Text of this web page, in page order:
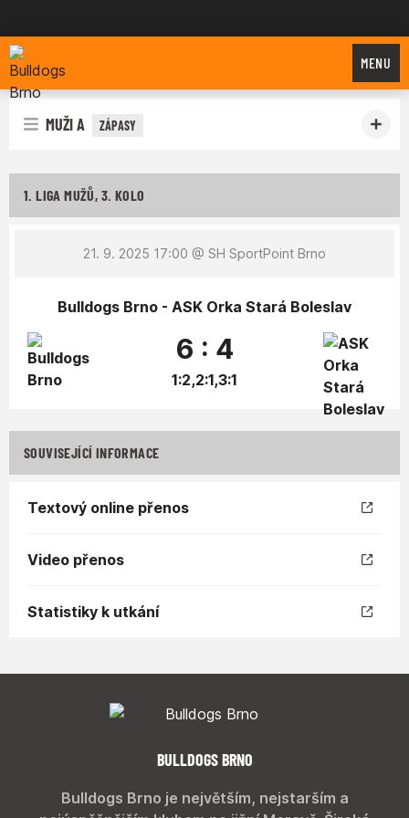
Bulldogs Brno
MENU
MUŽI A ZÁPASY
1. LIGA MUŽŮ, 3. KOLO
21. 9. 2025 17:00 @ SH SportPoint Brno
Bulldogs Brno - ASK Orka Stará Boleslav
6 : 4
1:2,2:1,3:1
SOUVISEJÍCÍ INFORMACE
Textový online přenos
Video přenos
Statistiky k utkání
BULLDOGS BRNO
Bulldogs Brno je největším, nejstarším a